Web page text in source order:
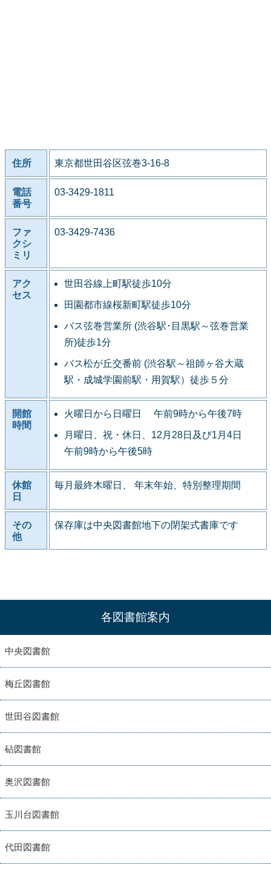
住所 東京都世田谷区弦巻3-16-8
電話
番号
03-3429-1811
ファ
クシ
ミリ
03-3429-7436
アク
セス
世田谷線上町駅徒歩10分
田園都市線桜新町駅徒歩10分
バス弦巻営業所 (渋谷駅･目黒駅～弦巻営業
所)徒歩1分
バス松が丘交番前 (渋谷駅～祖師ヶ谷大蔵
駅・成城学園前駅・用賀駅）徒歩５分
開館
時間
火曜日から日曜日 午前9時から午後7時
月曜日、祝・休日、12月28日及び1月4日
午前9時から午後5時
休館
日
毎月最終木曜日、 年末年始、特別整理期間
その
他
保存庫は中央図書館地下の閉架式書庫です
各図書館案内
中央図書館
梅丘図書館
世田谷図書館
砧図書館
奥沢図書館
玉川台図書館
代田図書館